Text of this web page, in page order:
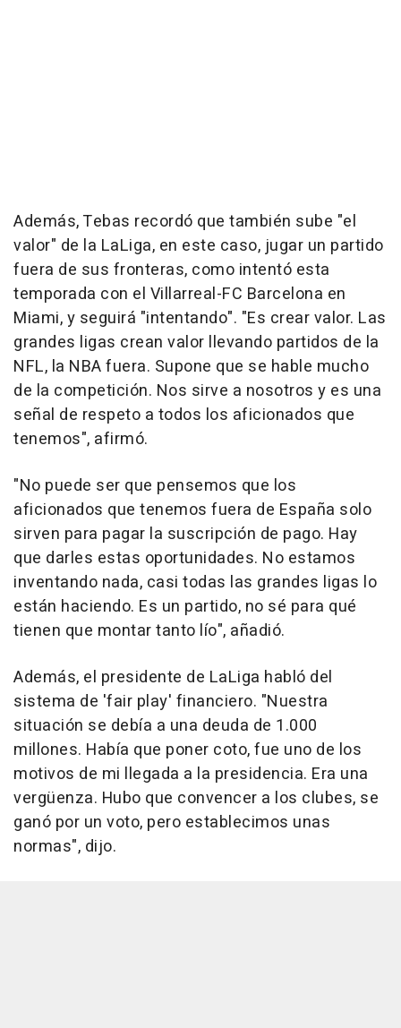
Además, Tebas recordó que también sube "el
valor" de la LaLiga, en este caso, jugar un partido
fuera de sus fronteras, como intentó esta
temporada con el Villarreal-FC Barcelona en
Miami, y seguirá "intentando". "Es crear valor. Las
grandes ligas crean valor llevando partidos de la
NFL, la NBA fuera. Supone que se hable mucho
de la competición. Nos sirve a nosotros y es una
señal de respeto a todos los aficionados que
tenemos", afirmó.
"No puede ser que pensemos que los
aficionados que tenemos fuera de España solo
sirven para pagar la suscripción de pago. Hay
que darles estas oportunidades. No estamos
inventando nada, casi todas las grandes ligas lo
están haciendo. Es un partido, no sé para qué
tienen que montar tanto lío", añadió.
Además, el presidente de LaLiga habló del
sistema de 'fair play' financiero. "Nuestra
situación se debía a una deuda de 1.000
millones. Había que poner coto, fue uno de los
motivos de mi llegada a la presidencia. Era una
vergüenza. Hubo que convencer a los clubes, se
ganó por un voto, pero establecimos unas
normas", dijo.